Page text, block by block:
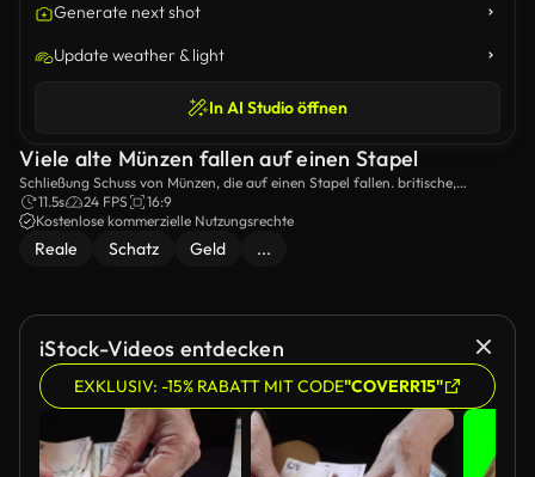
Generate next shot
Update weather & light
In AI Studio öffnen
Viele alte Münzen fallen auf einen Stapel
Schließung Schuss von Münzen, die auf einen Stapel fallen. britische,
brasilianische, deutsche und andere Münzen.
11.5s 24 FPS
16:9
Kostenlose kommerzielle Nutzungsrechte
Reale Schatz Geld ...
iStock-Videos entdecken
EXKLUSIV: -15% RABATT MIT CODE"COVERR15"